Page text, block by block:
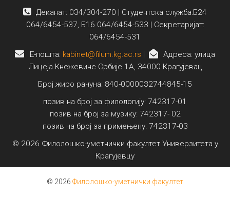
Деканат: 034/304-270 | Студентска служба:Б24
064/6454-537, Б16 064/6454-533 | Секретаријат:
064/6454-531
E-пошта: kabinet@filum.kg.ac.rs |
Адреса: улица
Лицеја Кнежевине Србије 1А, 34000 Крагујевац
Број жиро рачуна: 840-0000032744845-15
позив на број за филологију: 742317-01
позив на број за музику: 742317- 02
позив на број за примењену: 742317-03
© 2026 Филолошко-уметнички факултет Универзитета у
Крагујевцу
© 2026 Филолошко-уметнички факултет